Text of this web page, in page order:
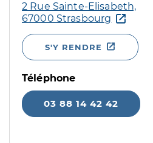
2 Rue Sainte-Elisabeth,
67000 Strasbourg
S'Y RENDRE
Téléphone
03 88 14 42 42